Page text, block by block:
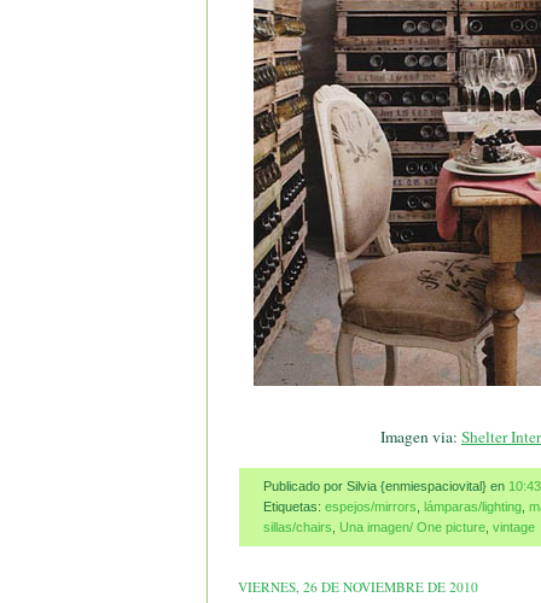
Imagen via: Shelter
Publicado por Silvia {enmiespaciovital} en 10:43
Etiquetas: espejos/mirrors lámparas/lighting
sillas/chairs Una imagen/ One picture vintage
VIERNES, 26 DE NOVIEMBRE DE 2010